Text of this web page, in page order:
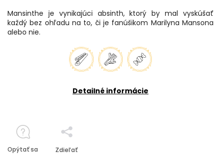
Mansinthe je vynikajúci absinth, ktorý by mal vyskúšať
každý bez ohľadu na to, či je fanúšikom Marilyna Mansona
alebo nie.
Detailné informácie
Opýtať sa Zdieľať